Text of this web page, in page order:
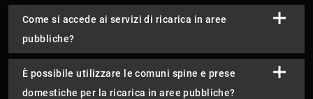
Come si accede ai servizi di ricarica in aree
pubbliche?
È possibile utilizzare le comuni spine e prese
domestiche per la ricarica in aree pubbliche?